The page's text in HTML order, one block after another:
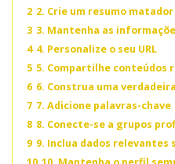
2 2. Crie um resumo matador
3 3. Mantenha as
4 4. Personalize o seu URL
5 5. Compartilhe conteúdos
6 6. Construa uma
7 7. Adicione palavras-chave
8 8. Conecte-se a grupos
9 9. Inclua dados relevantes